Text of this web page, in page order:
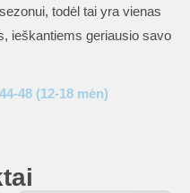
todėl tai yra vienas
ieškantiems geriausio savo
44-48 (12-18 mėn)